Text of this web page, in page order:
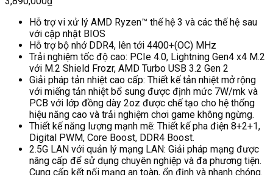
Hỗ trợ vi xử lý AMD Ryzen™ thế hệ 3 và các thế hệ sau
với cập nhật BIOS
Hỗ trợ bộ nhớ DDR4, lên tới 4400+(OC) MHz
Trải nghiệm tốc độ cao: PCIe 4.0, Lightning Gen4 x4 M.2
với M.2 Shield Frozr, AMD Turbo USB 3.2 Gen 2
Giải pháp tản nhiệt cao cấp: Thiết kế tản nhiệt mở rộng
với miếng tản nhiệt bổ sung được định mức 7W/mk và
PCB với lớp đồng dày 2oz được chế tạo cho hệ thống
hiệu năng cao và trải nghiệm chơi game không ngừng.
Thiết kế năng lượng mạnh mẽ: Thiết kế pha điện 8+2+1,
Digital PWM, Core Boost, DDR4 Boost.
2.5G LAN với quản lý mạng LAN: Giải pháp mạng được
nâng cấp để sử dụng chuyên nghiệp và đa phương tiện.
Cung cấp kết nối mạng an toàn, ổn định và nhanh chóng.